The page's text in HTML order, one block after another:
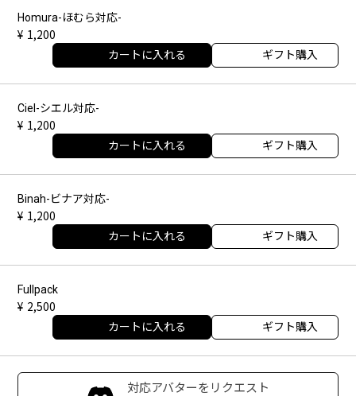
Homura-ほむら対応-
1,200
カートに入れる ギフト購入
Ciel-シエル対応-
1,200
カートに入れる ギフト購入
Binah-ビナア対応-
1,200
カートに入れる ギフト購入
Fullpack
2,500
カートに入れる ギフト購入
対応アバターをリクエスト